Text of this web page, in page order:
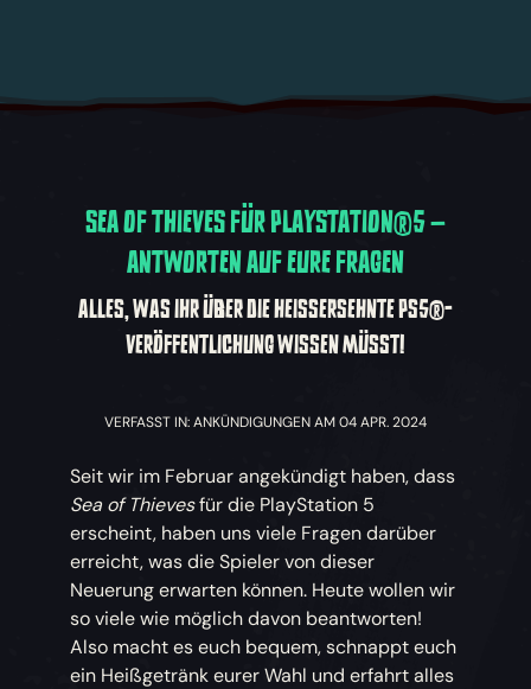
SEA OF THIEVES FÜR PLAYSTATION®5 –
ANTWORTEN AUF EURE FRAGEN
ALLES, WAS IHR ÜBER DIE HEISSERSEHNTE PS5®-V
ERÖFFENTLICHUNG WISSEN MÜSST!
VERFASST IN: ANKÜNDIGUNGEN AM 04 APR. 2024
Seit wir im Februar angekündigt haben, dass
Sea of Thievesfür die PlayStation 5
erscheint, haben uns viele Fragen darüber
erreicht, was die Spieler von dieser
Neuerung erwarten können. Heute wollen wir
so viele wie möglich davon beantworten!
Also macht es euch bequem, schnappt euch
ein Heißgetränk eurer Wahl und erfahrt alles